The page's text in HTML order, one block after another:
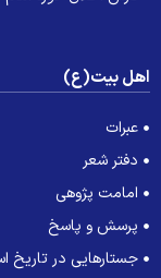
بیت(ع)
عبرات
دفتر شعر
امامت پژوهی
پرسش و پاسخ
جستارهایی در تاریخ